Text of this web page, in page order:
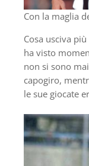
Con la maglia
Cosa usciva
ha visto
non si sono
capogiro,
le sue giocate